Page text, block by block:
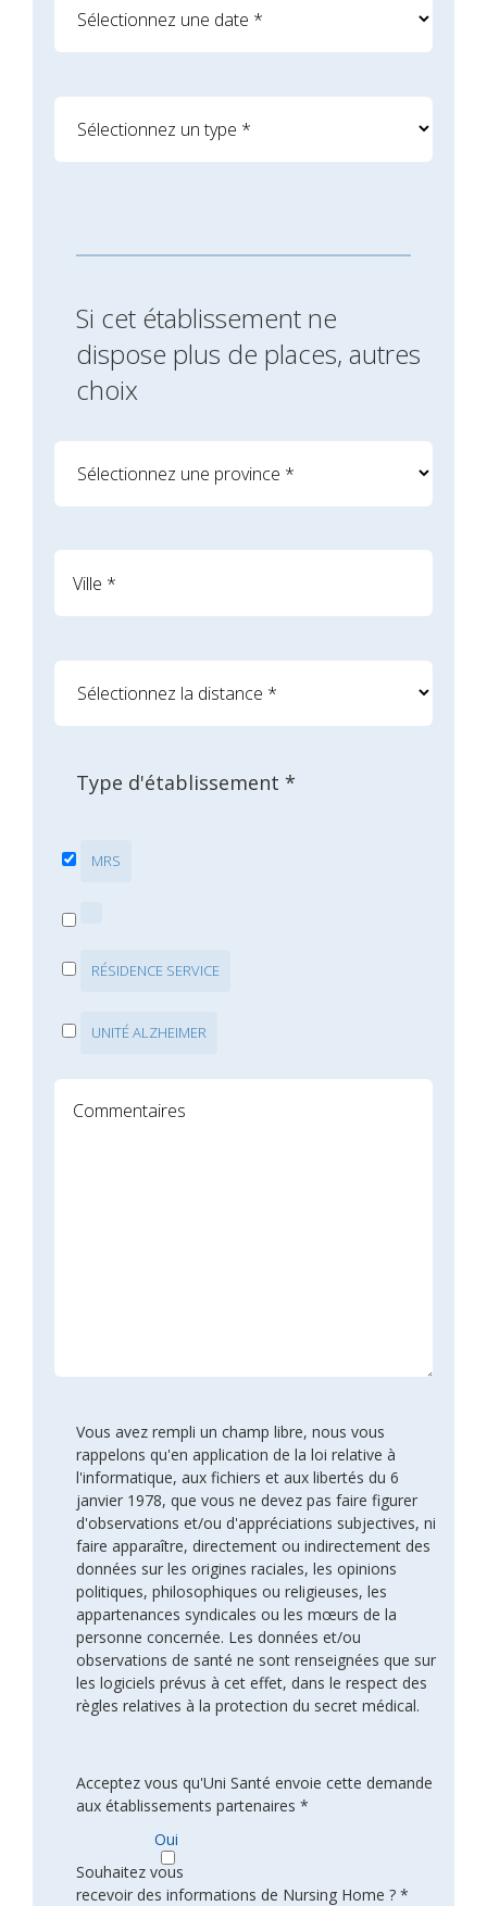
Si cet établissement ne
dispose plus de places, autres
choix
Type d'établissement *
MRS
RÉSIDENCE SERVICE
UNITÉ ALZHEIMER
Vous avez rempli un champ libre, nous vous
rappelons qu'en application de la loi relative à
l'informatique, aux fichiers et aux libertés du 6
janvier 1978, que vous ne devez pas faire figurer
d'observations et/ou d'appréciations subjectives, ni
faire apparaître, directement ou indirectement des
données sur les origines raciales, les opinions
politiques, philosophiques ou religieuses, les
appartenances syndicales ou les mœurs de la
personne concernée. Les données et/ou
observations de santé ne sont renseignées que sur
les logiciels prévus à cet effet, dans le respect des
règles relatives à la protection du secret médical.
Acceptez vous qu'Uni Santé envoie cette demande
aux établissements partenaires *
Oui
Souhaitez vous
recevoir des informations de Nursing Home ? *